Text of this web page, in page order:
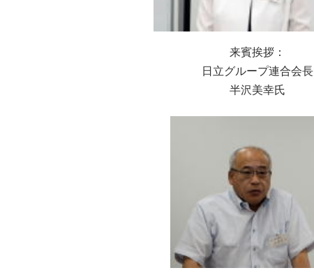
来賓挨拶：
日立グループ連合会長
半沢美幸氏